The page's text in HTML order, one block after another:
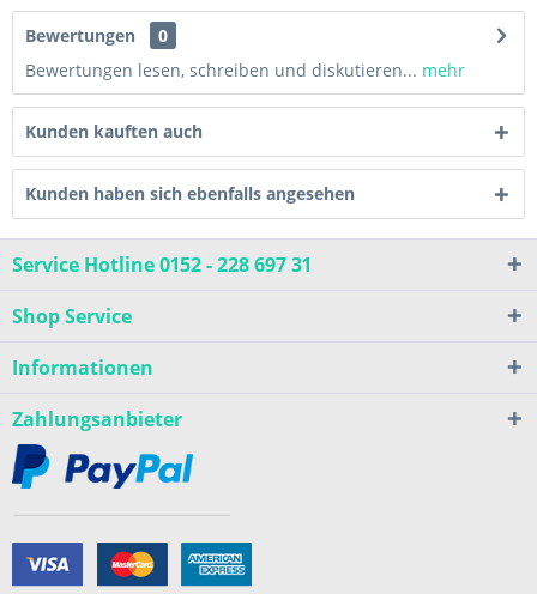
Bewertungen
0
Bewertungen lesen, schreiben und diskutieren... mehr
Kunden kauften auch
Kunden haben sich ebenfalls angesehen
Service Hotline 0152 - 228 697 31
Shop Service
Informationen
Zahlungsanbieter